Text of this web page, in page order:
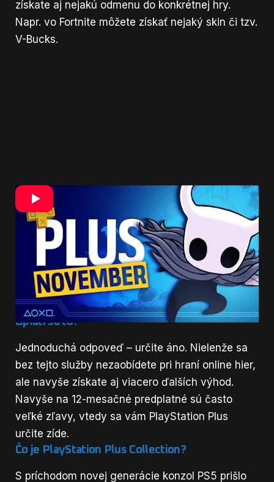
získate aj nejakú odmenu do konkrétnej hry.
Napr. vo Fortnite môžete získať nejaký skin či tzv.
V-Bucks.
Koľko stojí PlayStation Plus?
Cena služby sa pohybuje s ohľadom na to, na
ako dlho sa ju rozhodnete predplatiť. Za mesačné
členstvo zaplatíte približne 10 €, za trojmesačné
25 € a ročné predplatné vás vyjde na 60 €. Platí,
že čím dlhšie obdobie predplatného, tým
lacnejšie vás vyjde cena za mesiac.
Oplatí sa to?
Jednoduchá odpoveď – určite áno. Nielenže sa
bez tejto služby nezaobídete pri hraní online hier,
ale navyše získate aj viacero ďalších výhod.
Navyše na 12-mesačné predplatné sú často
veľké zľavy, vtedy sa vám PlayStation Plus
určite zíde.
Čo je PlayStation Plus Collection?
S príchodom novej generácie konzol PS5 prišlo